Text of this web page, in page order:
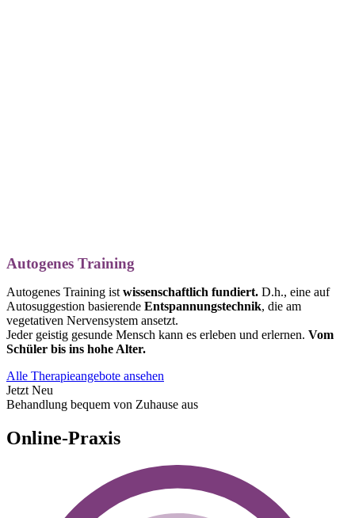
Autogenes Training
Autogenes Training ist wissenschaftlich fundiert. D.h., eine auf
Autosuggestion basierende Entspannungstechnik, die am
vegetativen Nervensystem ansetzt.
Jeder geistig gesunde Mensch kann es erleben und erlernen. Vom
Schüler bis ins hohe Alter.
Alle Therapieangebote ansehen
Jetzt Neu
Behandlung bequem von Zuhause aus
Online-Praxis